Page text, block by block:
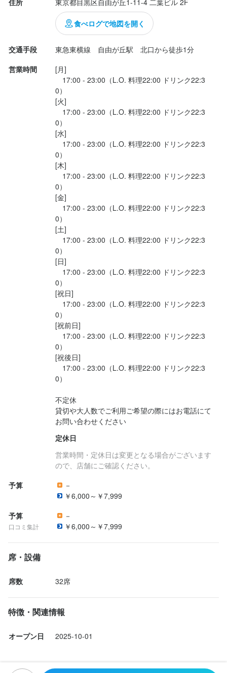
◼️黒毛和牛３種盛り
・和牛タン　葱と一緒にとまらない
・和牛ハラミ　一番好きな部位
・はみ出るA５黒毛和牛リブロース
柔らかい！すでにおなかいっぱいだけど、米も欲しい！(コースで
も米は、追加できます)
目の前で焼いてくれるのでテンションあがります。
冷麺　和出汁が効いてます。すだちでサッパリ
住所 東京都目黒区自由が丘1-11-4 二葉ビル 2F
食べログで地図を開く
交通手段
東急東横線　自由が丘駅　北口から徒歩1分
営業時間
[月]
17:00 - 23:00（L.O. 料理22:00 ドリンク22:3
0）
[火]
17:00 - 23:00（L.O. 料理22:00 ドリンク22:3
0）
[水]
17:00 - 23:00（L.O. 料理22:00 ドリンク22:3
0）
[木]
17:00 - 23:00（L.O. 料理22:00 ドリンク22:3
0）
[金]
17:00 - 23:00（L.O. 料理22:00 ドリンク22:3
0）
[土]
17:00 - 23:00（L.O. 料理22:00 ドリンク22:3
0）
[日]
17:00 - 23:00（L.O. 料理22:00 ドリンク22:3
0）
[祝日]
17:00 - 23:00（L.O. 料理22:00 ドリンク22:3
0）
[祝前日]
17:00 - 23:00（L.O. 料理22:00 ドリンク22:3
0）
[祝後日]
17:00 - 23:00（L.O. 料理22:00 ドリンク22:3
0）
不定休
貸切や大人数でご利用ご希望の際にはお電話にて
お問い合わせください
定休日
営業時間・定休日は変更となる場合がございます
ので、店舗にご確認ください。
予算
－
￥6,000～￥7,999
予算
口コミ集計
－
￥6,000～￥7,999
席・設備
席数 32席
特徴・関連情報
オープン日 2025-10-01